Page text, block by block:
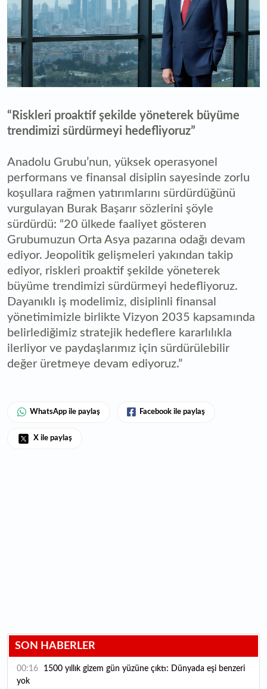
“Riskleri proaktif şekilde yöneterek büyüme
trendimizi sürdürmeyi hedefliyoruz”
Anadolu Grubu’nun, yüksek operasyonel
performans ve finansal disiplin sayesinde zorlu
koşullara rağmen yatırımlarını sürdürdüğünü
vurgulayan Burak Başarır sözlerini şöyle
sürdürdü: “20 ülkede faaliyet gösteren
Grubumuzun Orta Asya pazarına odağı devam
ediyor. Jeopolitik gelişmeleri yakından takip
ediyor, riskleri proaktif şekilde yöneterek
büyüme trendimizi sürdürmeyi hedefliyoruz.
Dayanıklı iş modelimiz, disiplinli finansal
yönetimimizle birlikte Vizyon 2035 kapsamında
belirlediğimiz stratejik hedeflere kararlılıkla
ilerliyor ve paydaşlarımız için sürdürülebilir
değer üretmeye devam ediyoruz.”
WhatsApp ile paylaş Facebook ile paylaş
X ile paylaş
SON HABERLER
00:16
yok